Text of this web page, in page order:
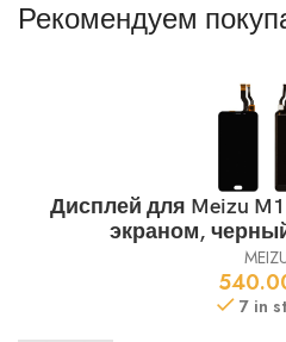
Рекомендуем
Дисплей для Meizu
экраном,
7 in